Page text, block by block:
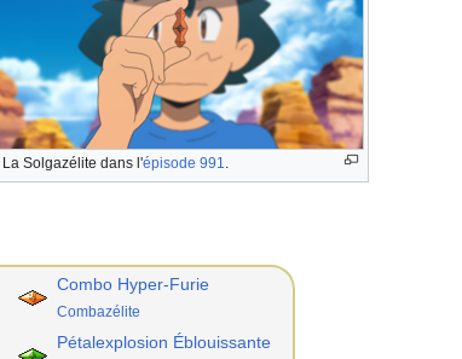
La Solgazélite dans l'épisode 991.
Combo Hyper-Furie
Combazélite
Pétalexplosion Éblouissante